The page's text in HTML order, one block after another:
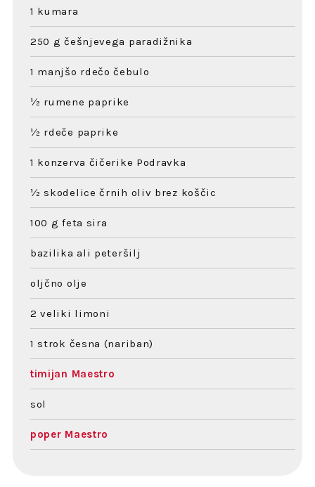
1 kumara
250 g češnjevega paradižnika
1 manjšo rdečo čebulo
½ rumene paprike
½ rdeče paprike
1 konzerva čičerike Podravka
½ skodelice črnih oliv brez koščic
100 g feta sira
bazilika ali peteršilj
oljčno olje
2 veliki limoni
1 strok česna (nariban)
timijan Maestro
sol
poper Maestro